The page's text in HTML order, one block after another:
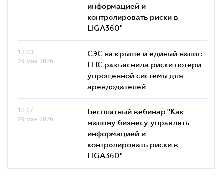
информацией и
контролировать риски в
LIGA360"
17.03
29 мая 2026
СЭС на крыше и единый налог:
ГНС разъяснила риски потери
упрощенной системы для
арендодателей
10.07
29 мая 2026
Бесплатный вебинар "Как
малому бизнесу управлять
информацией и
контролировать риски в
LIGA360"